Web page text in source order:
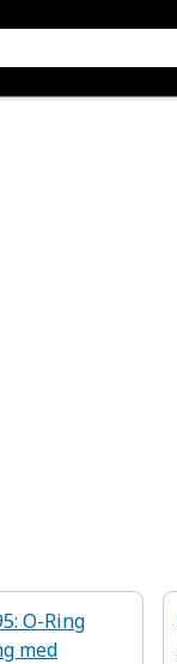
O-Ring
med